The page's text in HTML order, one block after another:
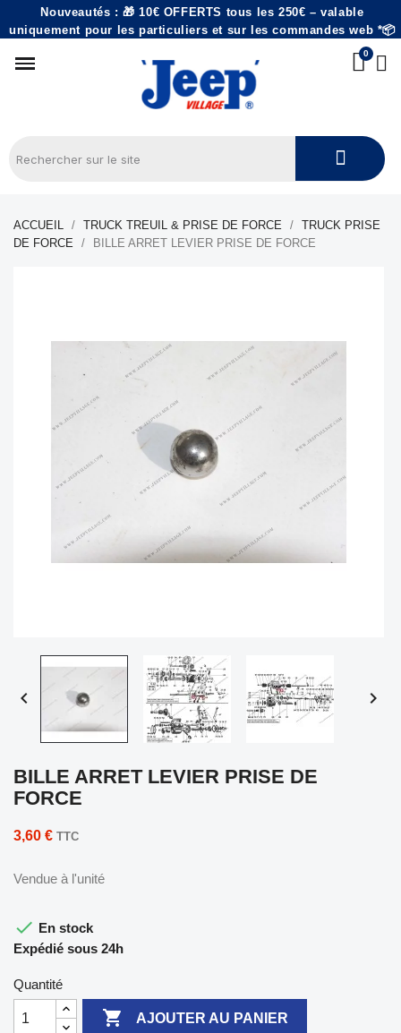
Nouveautés : 🎁 10€ OFFERTS tous les 250€ – valable
uniquement pour les particuliers et sur les commandes web *📦
ACCUEIL TRUCK TREUIL & PRISE DE FORCE
TRUCK PRISE
DE FORCE
BILLE ARRET LEVIER PRISE DE FORCE
 
BILLE ARRET LEVIER PRISE DE
FORCE
3,60 € TTC
Vendue à l'unité
 En stock
Expédié sous 24h
Quantité
 AJOUTER AU PANIER